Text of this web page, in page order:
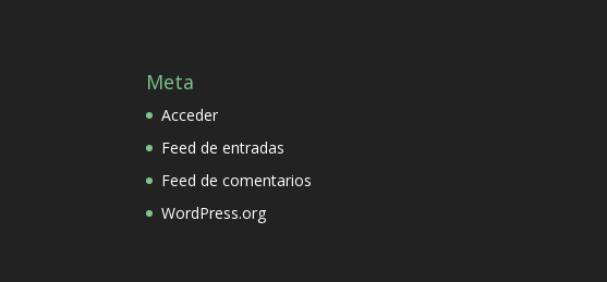
Meta
Acceder
Feed de entradas
Feed de comentarios
WordPress.org